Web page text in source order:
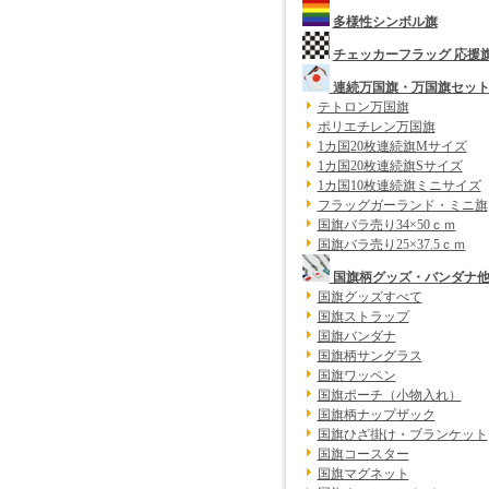
多様性シンボル旗
チェッカーフラッグ 応援
連続万国旗・万国旗セット
テトロン万国旗
ポリエチレン万国旗
1カ国20枚連続旗Mサイズ
1カ国20枚連続旗Sサイズ
1カ国10枚連続旗ミニサイズ
フラッグガーランド・ミニ旗
国旗バラ売り34×50ｃｍ
国旗バラ売り25×37.5ｃｍ
国旗柄グッズ・バンダナ他
国旗グッズすべて
国旗ストラップ
国旗バンダナ
国旗柄サングラス
国旗ワッペン
国旗ポーチ（小物入れ）
国旗柄ナップザック
国旗ひざ掛け・ブランケット
国旗コースター
国旗マグネット